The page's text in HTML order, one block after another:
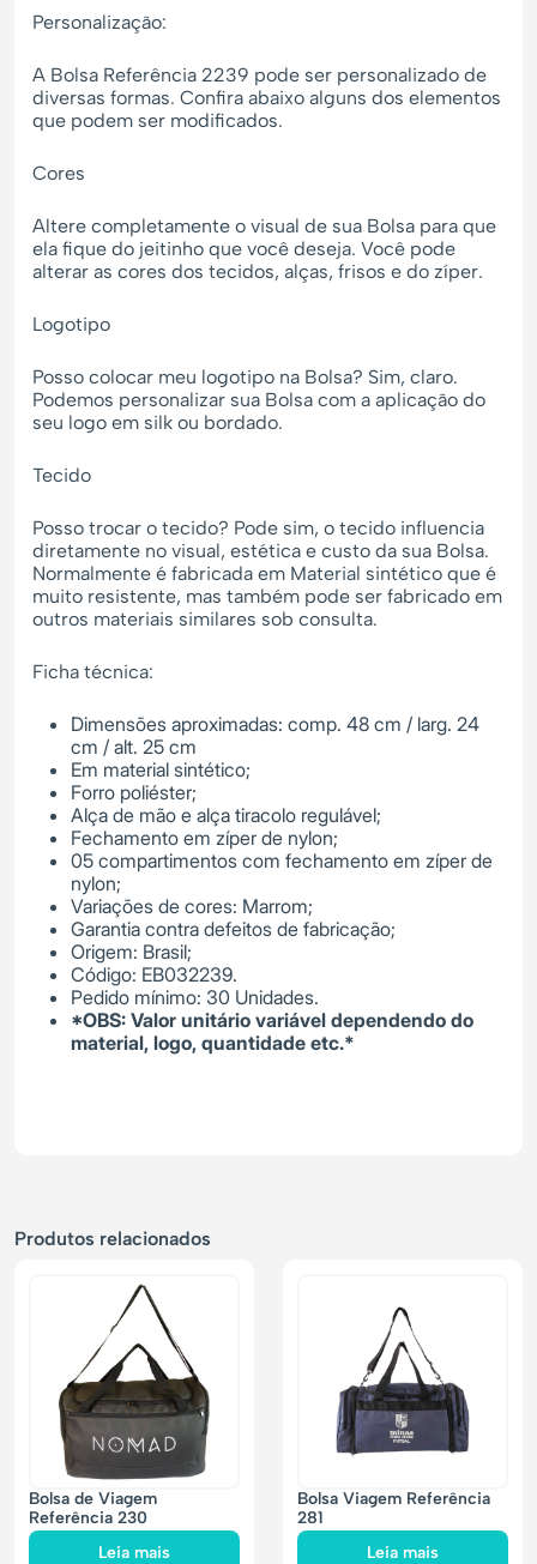
Personalização:
A Bolsa Referência 2239 pode ser personalizado de
diversas formas. Confira abaixo alguns dos elementos
que podem ser modificados.
Cores
Altere completamente o visual de sua Bolsa para que
ela fique do jeitinho que você deseja. Você pode
alterar as cores dos tecidos, alças, frisos e do zíper.
Logotipo
Posso colocar meu logotipo na Bolsa? Sim, claro.
Podemos personalizar sua Bolsa com a aplicação do
seu logo em silk ou bordado.
Tecido
Posso trocar o tecido? Pode sim, o tecido influencia
diretamente no visual, estética e custo da sua Bolsa.
Normalmente é fabricada em Material sintético que é
muito resistente, mas também pode ser fabricado em
outros materiais similares sob consulta.
Ficha técnica:
Dimensões aproximadas: comp. 48 cm / larg. 24
cm / alt. 25 cm
Em material sintético;
Forro poliéster;
Alça de mão e alça tiracolo regulável;
Fechamento em zíper de nylon;
05 compartimentos com fechamento em zíper de
nylon;
Variações de cores: Marrom;
Garantia contra defeitos de fabricação;
Origem: Brasil;
Código: EB032239.
Pedido mínimo: 30 Unidades.
*OBS: Valor unitário variável dependendo do
material, logo, quantidade etc.*
Produtos relacionados
Bolsa de Viagem
Referência 230
Leia mais
Bolsa Viagem Referência
281
Leia mais